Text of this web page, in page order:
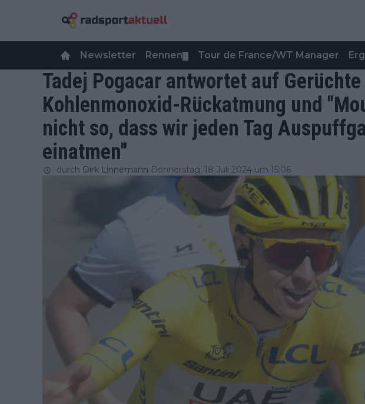
Newsletter Rennen Tour de France/WT Manager
Tadej Pogacar antwortet auf
Kohlenmonoxid-Rückatmung und
nicht so, dass wir jeden Tag
einatmen"
durch Dirk Linnemann Donnerstag, 18 Juli 2024 um 15:06